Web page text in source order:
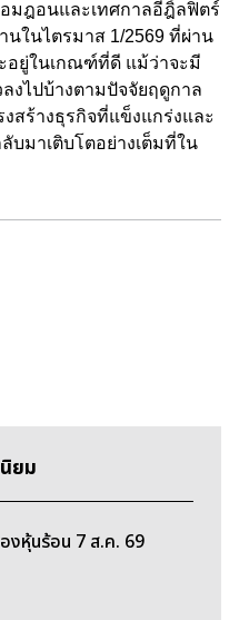
มฎอนและเทศกาลอีฎิ้ลฟิตร์
ในไตรมาส 1/2569 ที่ผ่าน
อยู่ในเกณฑ์ที่ดี แม้ว่าจะมี
งไปบ้างตามปัจจัยฤดูกาล
สร้างธุรกิจที่แข็งแกร่งและ
บมาเติบโตอย่างเต็มที่ใน
ยม
งหุ้นร้อน 7 ส.ค. 69